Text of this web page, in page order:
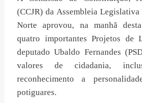
(CCJR) da Assembleia
Norte aprovou, na manhã
quatro importantes Projetos de
deputado Ubaldo Fernandes
valores de cidadania,
reconhecimento a
potiguares.